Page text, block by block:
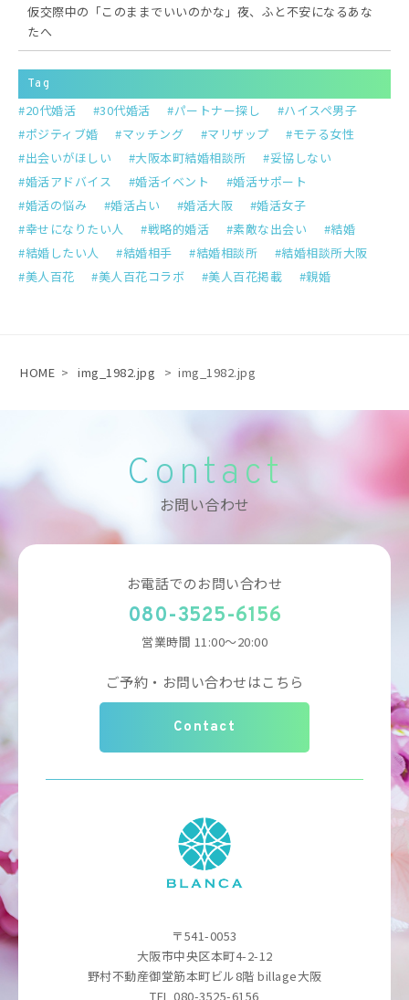
仮交際中の「このままでいいのかな」夜、ふと不安になるあな
たへ
Tag
20代婚活 30代婚活 パートナー探し
ハイスペ男子
ポジティブ婚
マッチング マリザップ
モテる女性
出会いがほしい
大阪本町結婚相談所
妥協しない
婚活アドバイス
婚活イベント
婚活サポート
婚活の悩み
婚活占い 婚活大阪
婚活女子
幸せになりたい人
戦略的婚活 素敵な出会い
結婚
結婚したい人
結婚相手 結婚相談所
結婚相談所大阪
美人百花
美人百花コラボ 美人百花掲載 親婚
HOME > img_1982.jpg > img_1982.jpg
Contact
お問い合わせ
お電話でのお問い合わせ
080-3525-6156
営業時間 11:00～20:00
ご予約・お問い合わせはこちら
Contact
〒541-0053
大阪市中央区本町4-2-12
野村不動産御堂筋本町ビル8階 billage大阪
TEL 080-3525-6156